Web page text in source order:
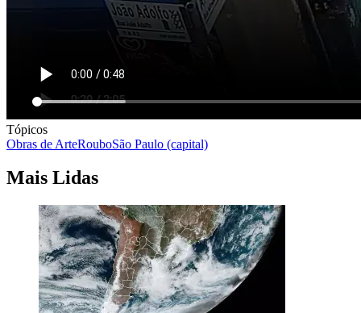
Tópicos
Obras de ArteRouboSão Paulo (capital)
Mais Lidas